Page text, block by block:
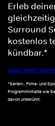
Erleb
Surround
kostenlos
kündbar.*
Noch mehr
*Serien-, Filme- und
Programminhalte wie
davon unberührt.